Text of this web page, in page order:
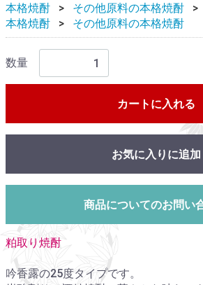
本格焼酎
その他原料の本格焼酎
本格焼酎
その他原料の本格焼酎
数量
カートに入れる
お気に入りに追加
商品についてのお問い
粕取り焼酎
吟香露の25度タイプです。